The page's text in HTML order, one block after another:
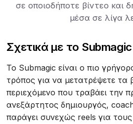
σε οποιοδήποτε βίντεο και
μέσα σε λίγα
Σχετικά με το Submagic
Το Submagic είναι ο πιο
τρόπος για να μετατρέψετε τα
περιεχόμενο που τραβάει την
ανεξάρτητος δημιουργός,
παράγει συνεχώς reels για